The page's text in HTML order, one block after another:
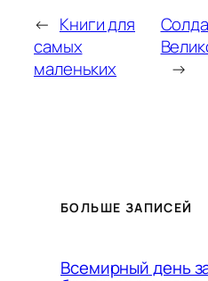
← Книги для
самых
маленьких
→
БОЛЬШЕ ЗАПИСЕЙ
Всемирный день